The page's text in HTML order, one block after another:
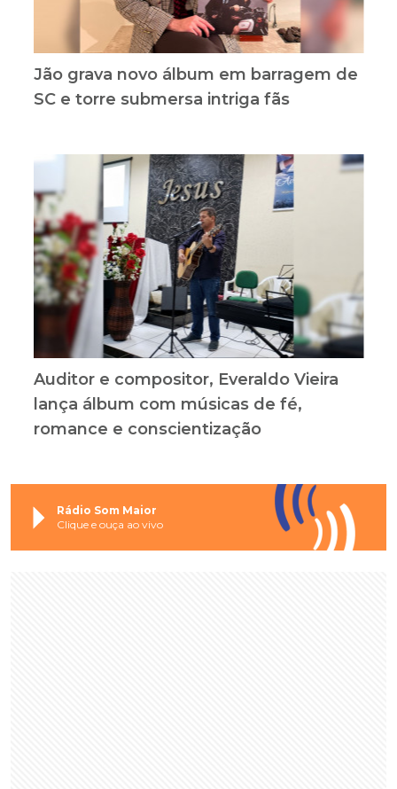
Jão grava novo álbum em barragem de
SC e torre submersa intriga fãs
Auditor e compositor, Everaldo Vieira
lança álbum com músicas de fé,
romance e conscientização
Rádio Som Maior
Clique e ouça ao vivo